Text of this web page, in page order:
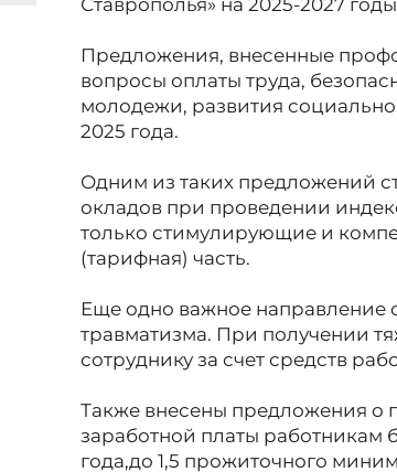
Ставрополья» на 2025-2027
Предложения, внесенные
вопросы оплаты труда,
молодежи, развития
2025 года.
Одним из таких предложений
окладов при проведении
только стимулирующие и
(тарифная) часть.
Еще одно важное направление
травматизма. При получении
сотруднику за счет средств
Также внесены предложения
заработной платы работникам
года,до 1,5 прожиточного